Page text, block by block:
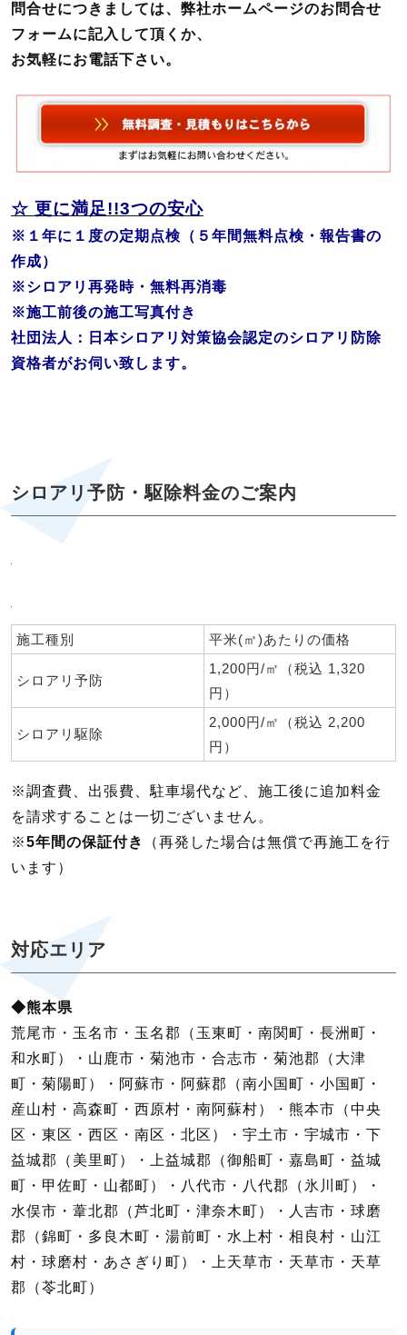
問合せにつきましては、弊社ホームページのお問合せ
フォームに記入して頂くか、
お気軽にお電話下さい。
☆ 更に満足!!3つの安心
※１年に１度の定期点検（５年間無料点検・報告書の
作成）
※シロアリ再発時・無料再消毒
※施工前後の施工写真付き
社団法人：日本シロアリ対策協会認定のシロアリ防除
資格者がお伺い致します。
シロアリ予防・駆除料金のご案内
施工種別 平米(㎡)あたりの価格
シロアリ予防
1,200円/㎡（税込 1,320
円）
シロアリ駆除
2,000円/㎡（税込 2,200
円）
※調査費、出張費、駐車場代など、施工後に追加料金
を請求することは一切ございません。
※5年間の保証付き
（再発した場合は無償で再施工を行
います）
対応エリア
◆熊本県
荒尾市・玉名市・玉名郡（玉東町・南関町・長洲町・
和水町）・山鹿市・菊池市・合志市・菊池郡（大津
町・菊陽町）・阿蘇市・阿蘇郡（南小国町・小国町・
産山村・高森町・西原村・南阿蘇村）・熊本市（中央
区・東区・西区・南区・北区）・宇土市・宇城市・下
益城郡（美里町）・上益城郡（御船町・嘉島町・益城
町・甲佐町・山都町）・八代市・八代郡（氷川町）・
水俣市・葦北郡（芦北町・津奈木町）・人吉市・球磨
郡（錦町・多良木町・湯前町・水上村・相良村・山江
村・球磨村・あさぎり町）・上天草市・天草市・天草
郡（苓北町）